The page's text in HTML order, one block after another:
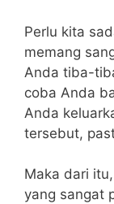
Perlu kita
memang
Anda tiba-
coba Anda
Anda
tersebut,
Maka dari
yang sangat